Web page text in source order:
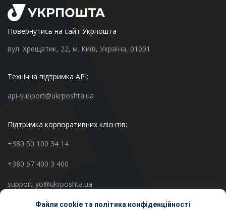
Файли cookie та політика конфіденційності
Повернутись на сайт Укрпошта
вул. Хрещатик, 22, м. Київ, Україна, 01001
Підтримка корпоративних клієнтів:
+380 50 100 34 14
+380 67 400 3 400
support-yo@ukrposhta.ua
Технічна підтримка API:
api-support@ukrposhta.ua